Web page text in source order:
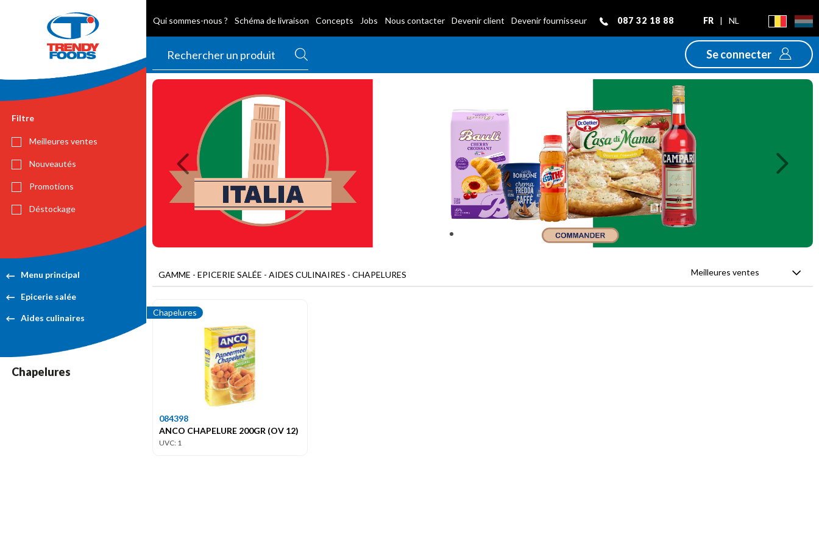
Qui sommes-nous ? Schéma de livraison Concepts Jobs Nous contacter Devenir client Devenir fournisseur 087 32 18 88 FR | NL
Se connecter
Filtre
Meilleures ventes
Nouveautés
Promotions
Déstockage
Menu principal
Epicerie salée
Aides culinaires
Chapelures
GAMME - EPICERIE SALÉE - AIDES CULINAIRES - CHAPELURES Meilleures ventes
Chapelures
084398
ANCO CHAPELURE 200GR (OV 12)
UVC: 1